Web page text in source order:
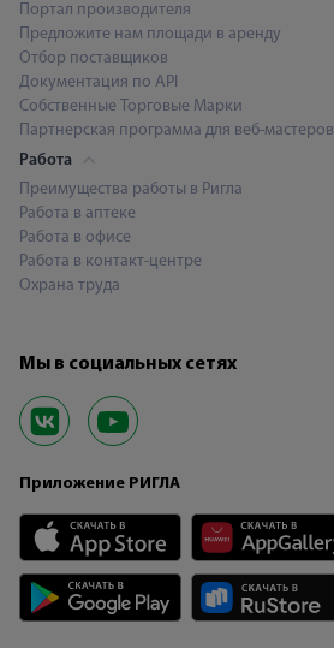
Портал производителя
Предложите нам площади в аренду
Отбор поставщиков
Документация по API
Собственные Торговые Марки
Партнерская программа для веб-мастеров
Работа
Преимущества работы в Ригла
Работа в аптеке
Работа в офисе
Работа в контакт-центре
Охрана труда
Мы в социальных сетях
Приложение РИГЛА